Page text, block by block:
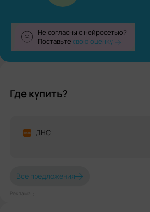
Не согласны с нейросетью?
Поставьтесвою оценку
Где купить?
ДНС
Все предложения
Реклама⋮